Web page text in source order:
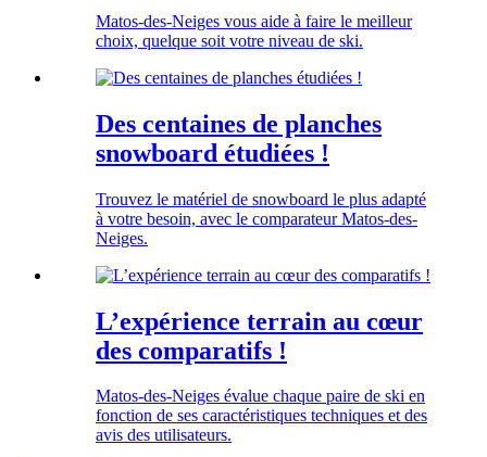
Matos-des-Neiges vous aide à faire le meilleur
choix, quelque soit votre niveau de ski.
Des centaines de planches
snowboard étudiées !
Trouvez le matériel de snowboard le plus adapté
à votre besoin, avec le comparateur Matos-des-
Neiges.
L’expérience terrain au cœur
des comparatifs !
Matos-des-Neiges évalue chaque paire de ski en
fonction de ses caractéristiques techniques et des
avis des utilisateurs.